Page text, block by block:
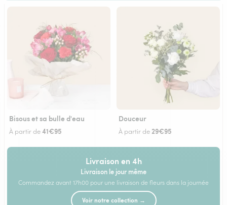
Bisous et sa bulle d'eau
À partir de41€95
Douceur
À partir de 29€95
Livraison en 4h
Livraison le jour même
Commandez avant 17h00 pour une livraison de fleurs dans la journée
Voir notre collection →